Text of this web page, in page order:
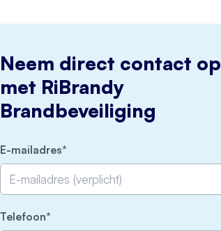
Neem direct contact op
met RiBrandy
Brandbeveiliging
E-mailadres
Telefoon